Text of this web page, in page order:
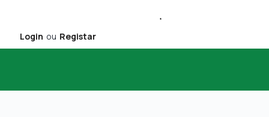
Login ou Registar